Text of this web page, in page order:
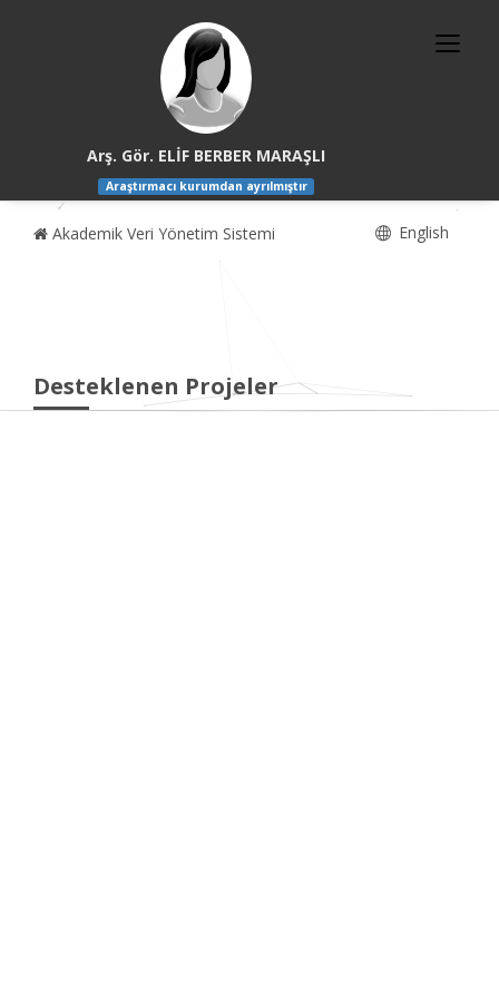
Arş. Gör. ELİF BERBER MARAŞLI
Araştırmacı kurumdan ayrılmıştır
Akademik Veri Yönetim Sistemi English
Desteklenen Projeler